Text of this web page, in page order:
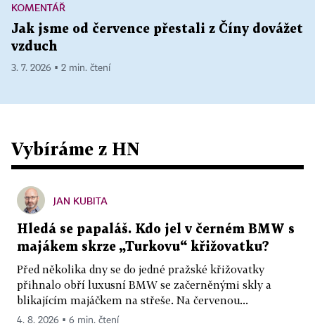
KOMENTÁŘ
Jak jsme od července přestali z Číny dovážet
vzduch
3. 7. 2026 ▪ 2 min. čtení
Vybíráme z HN
JAN KUBITA
Hledá se papaláš. Kdo jel v černém BMW s
majákem skrze „Turkovu“ křižovatku?
Před několika dny se do jedné pražské křižovatky
přihnalo obří luxusní BMW se začerněnými skly a
blikajícím majáčkem na střeše. Na červenou...
4. 8. 2026 ▪ 6 min. čtení